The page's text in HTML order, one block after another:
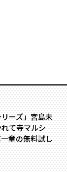
ーズ」宮島未
て寺マルシ
章の無料試し